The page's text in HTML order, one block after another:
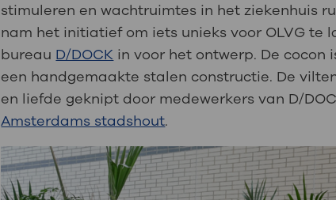
stimuleren en wachtruimtes in het ziekenhuis
nam het initiatief om iets unieks voor OLVG te
bureau D/DOCK in voor het ontwerp. De
een handgemaakte stalen constructie. De
en liefde geknipt door medewerkers van D/
Amsterdams stadshout.